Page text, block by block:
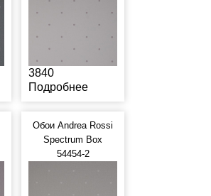
3840
Подробнее
Обои Andrea Rossi
Spectrum Box
54454-2